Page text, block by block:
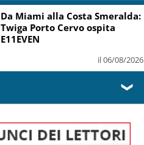
Da Miami alla Costa Smeralda:
Twiga Porto Cervo ospita
E11EVEN
il 06/08/2026
❯